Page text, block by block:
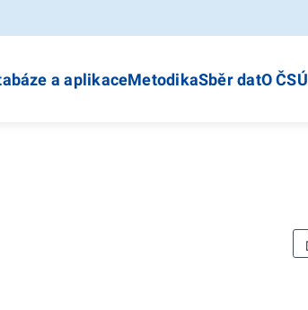
a aplikaceMetodikaSběr datO ČSÚ